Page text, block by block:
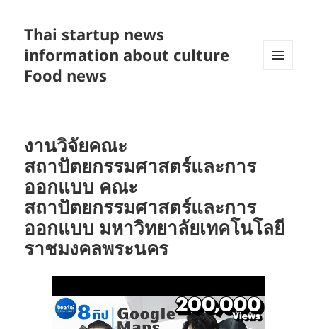
Thai startup news
information about culture
Food news
งานวิจัยคณะ
สถาปัตยกรรมศาสตร์และการ
ออกแบบ คณะ
สถาปัตยกรรมศาสตร์และการ
ออกแบบ มหาวิทยาลัยเทคโนโลยี
ราชมงคลพระนคร